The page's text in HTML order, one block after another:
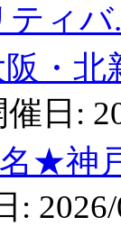
ィバ
阪・
催日:
★神
: